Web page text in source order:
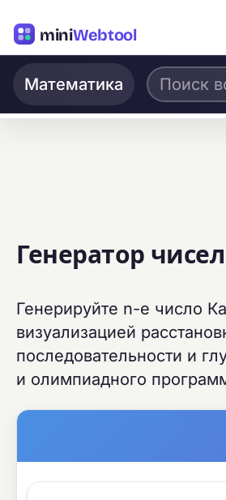
miniWebtool
Математика
Генератор
Генерируйте n-е число
визуализацией
последовательности и
и олимпиадного